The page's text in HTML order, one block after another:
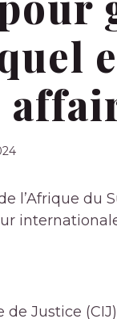
l’Afrique
de Justice